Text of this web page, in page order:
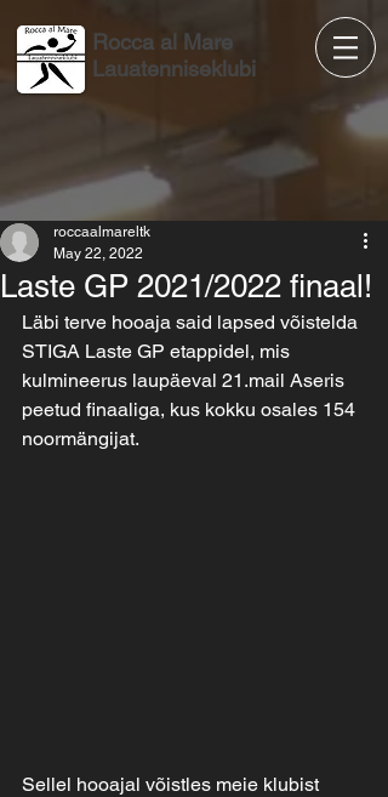
Rocca al Mare
Lauatenniseklubi
Laste GP 2021/2022 finaal!
roccaalmareltk
May 22, 2022
Läbi terve hooaja said lapsed võistelda
STIGA Laste GP etappidel, mis
kulmineerus laupäeval 21.mail Aseris
peetud finaaliga, kus kokku osales 154
noormängijat.
Sellel hooajal võistles meie klubist